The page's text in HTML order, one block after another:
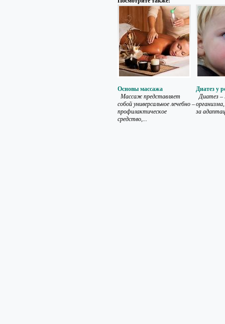
Основы массажа
Массаж представляет
собой универсальное лечебно –
профилактическое
средство,...
Диатез у
Диатез –
за